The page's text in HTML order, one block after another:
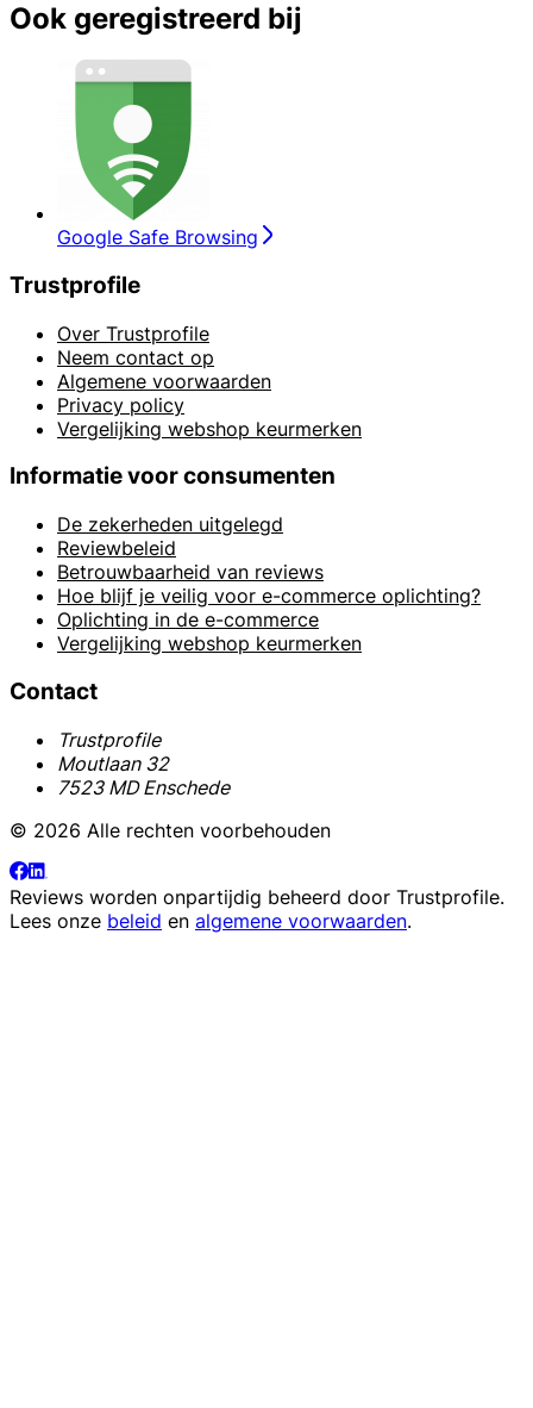
Ook geregistreerd bij
Google Safe Browsing
Trustprofile
Over Trustprofile
Neem contact op
Algemene voorwaarden
Privacy policy
Vergelijking webshop keurmerken
Informatie voor consumenten
De zekerheden uitgelegd
Reviewbeleid
Betrouwbaarheid van reviews
Hoe blijf je veilig voor e-commerce oplichting?
Oplichting in de e-commerce
Vergelijking webshop keurmerken
Contact
Trustprofile
Moutlaan 32
7523 MD Enschede
© 2026 Alle rechten voorbehouden
Reviews worden onpartijdig beheerd door Trustprofile.
Lees onze beleid en algemene voorwaarden.